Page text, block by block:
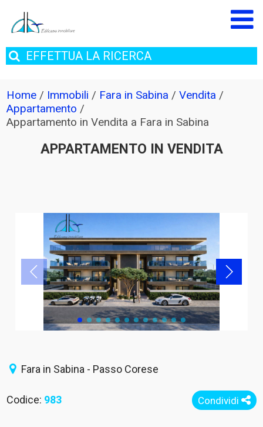
EFFETTUA LA RICERCA
Home / Immobili / Fara in Sabina /Vendita /
Appartamento /
Appartamento in Vendita a Fara in Sabina
APPARTAMENTO IN VENDITA
Fara in Sabina - Passo Corese
Condividi
Codice: 983